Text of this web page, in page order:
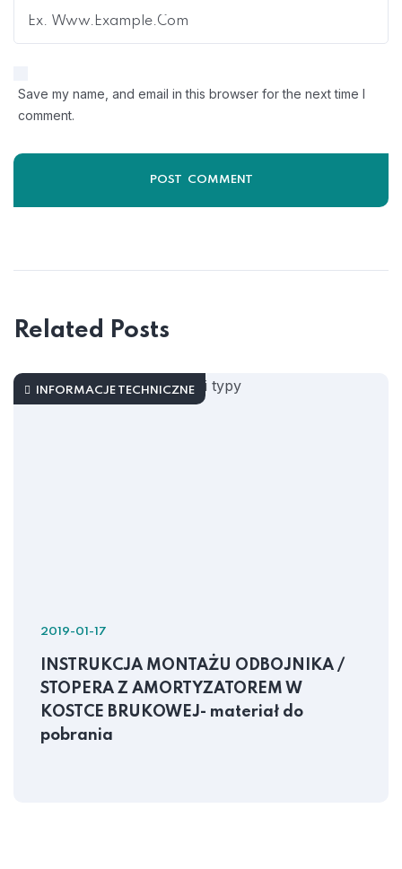
Save my name, and email in this browser for the next time I
comment.
Related Posts
INFORMACJE TECHNICZNE
2019-01-17
INSTRUKCJA MONTAŻU ODBOJNIKA /
STOPERA Z AMORTYZATOREM W
KOSTCE BRUKOWEJ- materiał do
pobrania